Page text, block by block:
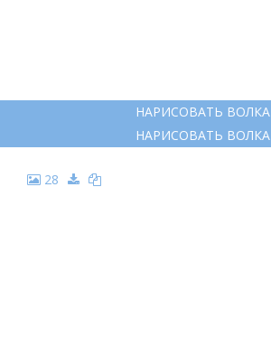
НАРИСОВАТЬ ВОЛКА
НАРИСОВАТЬ ВОЛКА
28